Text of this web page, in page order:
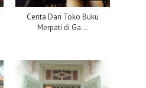
Cerita Dari Toko Buku
Merpati di Ga...